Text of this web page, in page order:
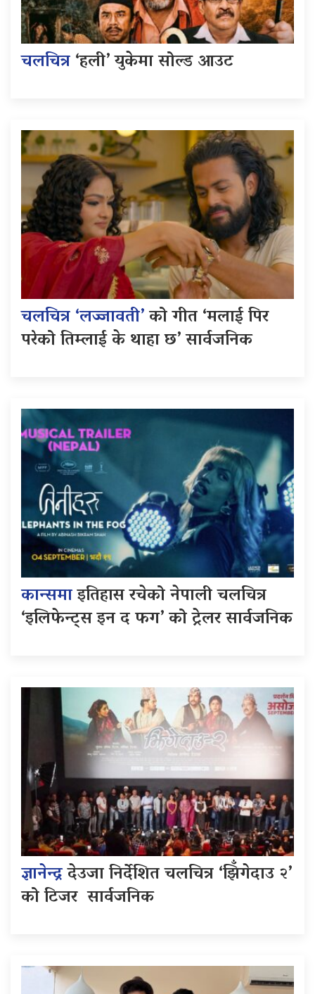
चलचित्र‘हली’ युकेमा सोल्ड आउट
चलचित्र ‘लज्जावती’को गीत ‘मलाई पिर
परेको तिम्लाई के थाहा छ’ सार्वजनिक
कान्समाइतिहास रचेको नेपाली चलचित्र
‘इलिफेन्ट्स इन द फग’ को ट्रेलर सार्वजनिक
ज्ञानेन्द्रदेउजा निर्देशित चलचित्र ‘झिँगेदाउ २’
को टिजर सार्वजनिक